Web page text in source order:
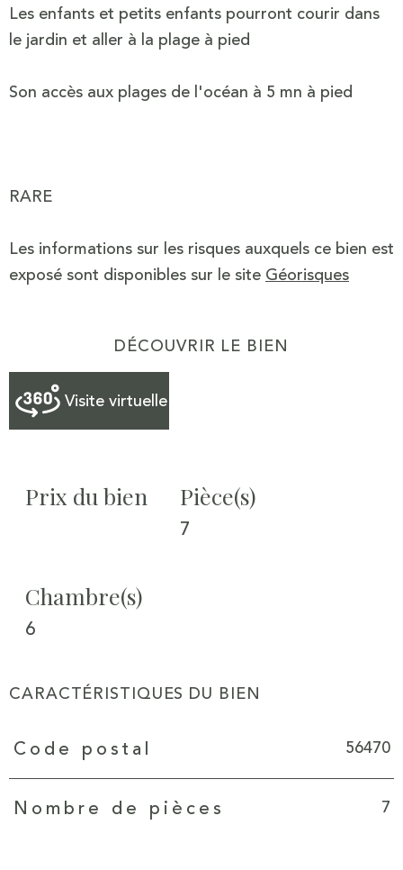
Les enfants et petits enfants pourront courir dans
le jardin et aller à la plage à pied
Son accès aux plages de l'océan à 5 mn à pied
RARE
Les informations sur les risques auxquels ce bien est
exposé sont disponibles sur le siteGéorisques
DÉCOUVRIR LE BIEN
Visite virtuelle
Prix du bien Pièce(s)
7
Chambre(s)
6
CARACTÉRISTIQUES DU BIEN
Caractéristiques Valeurs
Code postal 56470
Nombre de pièces 7